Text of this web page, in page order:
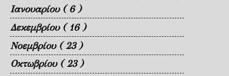
Ιανουαρίου ( 6 )
Δεκεμβρίου ( 16 )
Νοεμβρίου ( 23 )
Οκτωβρίου ( 23 )